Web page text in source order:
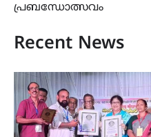
പ്രബന്ധോത്സവം
Recent News